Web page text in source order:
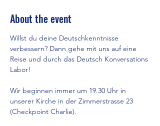
About the event
Willst du deine Deutschkenntnisse
verbessern? Dann gehe mit uns auf eine
Reise und durch das Deutsch Konversations
Labor!
Wir beginnen immer um 19.30 Uhr in
unserer Kirche in der Zimmerstrasse 23
(Checkpoint Charlie).